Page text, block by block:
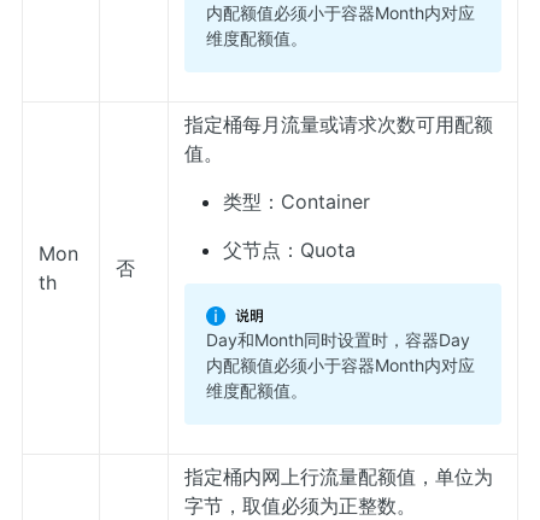
内配额值必须小于容器Month内对应
维度配额值。
Mon
th
否
指定桶每月流量或请求次数可用配额
值。
类型：Container
父节点：Quota
Day和Month同时设置时，容器Day
内配额值必须小于容器Month内对应
维度配额值。
指定桶内网上行流量配额值，单位为
字节，取值必须为正整数。